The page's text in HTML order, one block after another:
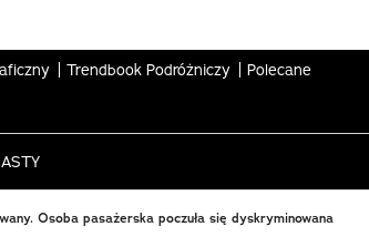
Trendbook Podróżniczy Polecane
Osoba pasażerska poczuła się dyskryminowana